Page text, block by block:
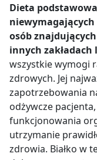
Dieta
osób
innych zakładach
wszystkie wymogi
zdrowych. Jej
zapotrzebowania
odżywcze
funkcjonowania
utrzymanie
zdrowia. Białko w